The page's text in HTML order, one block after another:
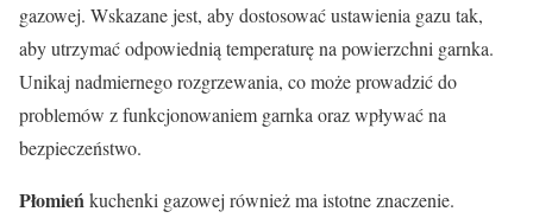
gazowej. Wskazane jest, aby dostosować ustawienia gazu tak,
aby utrzymać odpowiednią temperaturę na powierzchni garnka.
Unikaj nadmiernego rozgrzewania, co może prowadzić do
problemów z funkcjonowaniem garnka oraz wpływać na
bezpieczeństwo.
Płomieńkuchenki gazowej również ma istotne znaczenie.